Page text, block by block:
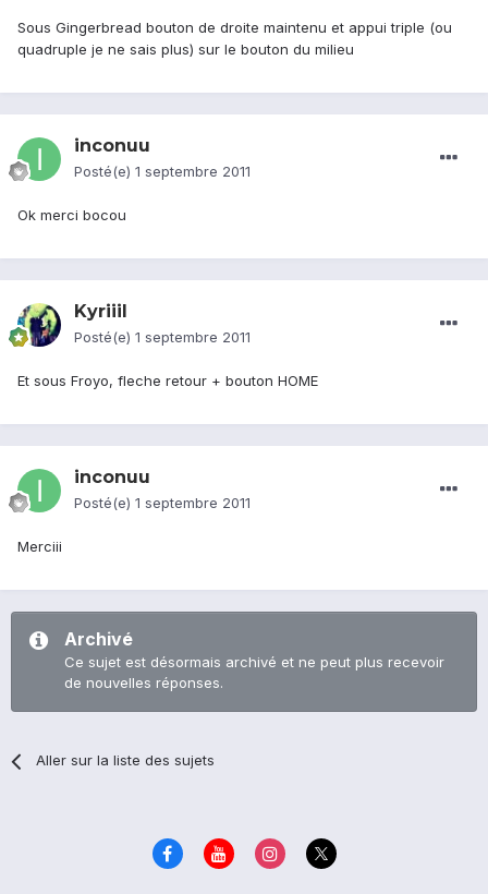
Sous Gingerbread bouton de droite maintenu et appui triple (ou
quadruple je ne sais plus) sur le bouton du milieu
inconuu
Posté(e) 1 septembre 2011
Ok merci bocou
Kyriiil
Posté(e) 1 septembre 2011
Et sous Froyo, fleche retour + bouton HOME
inconuu
Posté(e) 1 septembre 2011
Merciii
Archivé
Ce sujet est désormais archivé et ne peut plus recevoir
de nouvelles réponses.
Aller sur la liste des sujets